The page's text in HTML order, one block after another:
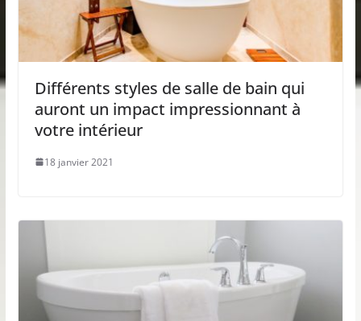
Différents styles de salle de bain qui
auront un impact impressionnant à
votre intérieur
18 janvier 2021